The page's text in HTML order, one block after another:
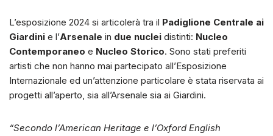
L’esposizione 2024 si articolerà tra il Padiglione Centrale ai
Giardini e l’Arsenale in due nuclei distinti: Nucleo
Contemporaneo e Nucleo Storico. ​Sono stati preferiti
artisti che non hanno mai partecipato all’Esposizione
Internazionale ed un’attenzione particolare è stata riservata ai
progetti all’aperto, sia all’Arsenale sia ai Giardini.
“Secondo l’American Heritage e l’Oxford English